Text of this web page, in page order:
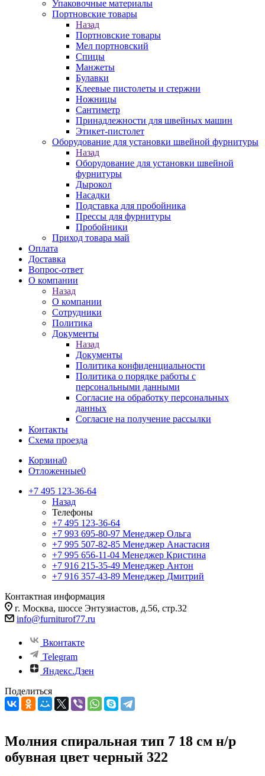
Упаковочные материалы
Портновские товары
Назад
Портновские товары
Мел портновский
Спицы
Манжеты
Булавки
Клеевые пистолеты и стержни
Ножницы
Сантиметр
Принадлежности для швейных машин
Этикет-пистолет
Оборудование для установки швейной фурнитуры
Назад
Оборудование для установки швейной
фурнитуры
Дырокол
Насадки
Подставка для пробойника
Прессы для фурнитуры
Пробойники
Приход товара май
Оплата
Доставка
Вопрос-ответ
О компании
Назад
О компании
Сотрудники
Политика
Документы
Назад
Документы
Политика конфиденциальности
Политика о порядке работы с
персональными данными
Согласие на обработку персональных
данных
Согласие на получение рассылки
Контакты
Схема проезда
Корзина0
Отложенные0
+7 495 123-36-64
Назад
Телефоны
+7 495 123-36-64
+7 993 695-80-97 Менеджер Ольга
+7 995 507-82-85 Менеджер Анастасия
+7 995 656-11-04 Менеджер Кристина
+7 916 215-35-49 Менеджер Антон
+7 916 357-43-89 Менеджер Дмитрий
Контактная информация
г. Москва, шоссе Энтузиастов, д.56, стр.32
info@furniturof77.ru
Вконтакте
Telegram
Яндекс.Дзен
Поделиться
Молния спиральная тип 7 18 см н/р
обувная цвет черный 322